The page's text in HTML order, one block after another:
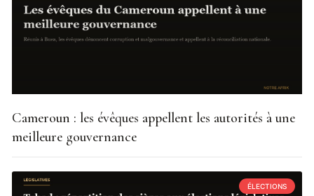
Cameroun : les évêques appellent les autorités à une
meilleure gouvernance
ÉLECTIONS